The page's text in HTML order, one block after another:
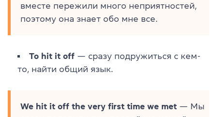
вместе пережили много неприятностей,
поэтому она знает обо мне все.
To hit it off — сразу подружиться с кем-
то, найти общий язык.
We hit it off the very first time we met — Мы